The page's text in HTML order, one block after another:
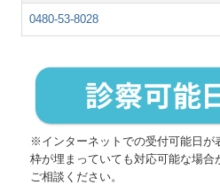
0480-53-8028
※インターネットでの受付可能日が
枠が埋まっていても対応可能な場合
ご相談ください。